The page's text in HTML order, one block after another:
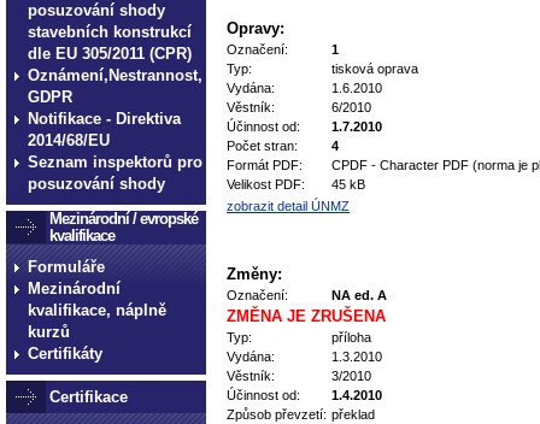
posuzování shody
stavebních konstrukcí
dle EU 305/2011 (CPR)
Oznámení,Nestrannost,
GDPR
Notifikace - Direktiva
2014/68/EU
Seznam inspektorů pro
posuzování shody
Mezinárodní / evropské
kvalifikace
Formuláře
Mezinárodní
kvalifikace, náplně
kurzů
Certifikáty
Certifikace
Opravy:
Označení:
1
Typ:
tisková oprava
Vydána:
1.6.2010
Věstník:
6/2010
Účinnost od:
1.7.2010
Počet stran:
4
Formát PDF:
CPDF - Character PDF (norma je
Velikost PDF:
45 kB
zobrazit detail ÚNMZ
Změny:
Označení: NA ed. A
ZMĚNA JE ZRUŠENA
Typ:
příloha
Vydána:
1.3.2010
Věstník:
3/2010
Účinnost od:
1.4.2010
Způsob převzetí: překlad